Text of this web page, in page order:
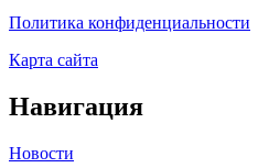
Политика конфиденциальности
Карта сайта
Навигация
Новости